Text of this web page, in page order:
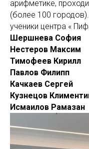
арифметике,
(более 100
ученики центра «
Шершнева София
Нестеров Максим
Тимофеев Кирилл
Павлов Филипп
Качкаев Сергей
Кузнецов
Исмаилов Рамазан